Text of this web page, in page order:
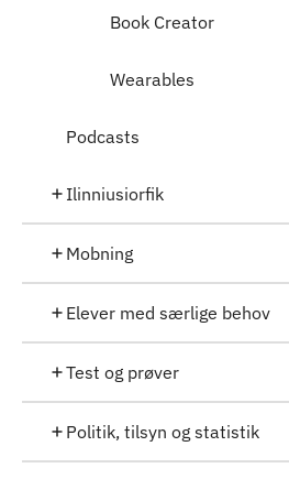
Book Creator
Wearables
Podcasts
Ilinniusiorfik
Mobning
Elever med særlige behov
Test og prøver
Politik, tilsyn og statistik